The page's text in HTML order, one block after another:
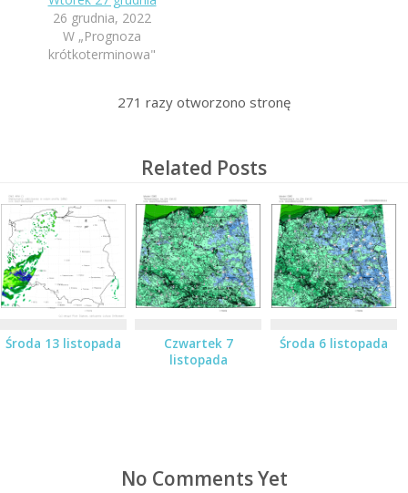
26 grudnia, 2022
W „Prognoza
krótkoterminowa"
271 razy otworzono stronę
Related Posts
Środa 13 listopada
Czwartek 7
listopada
Środa 6 listopada
No Comments Yet